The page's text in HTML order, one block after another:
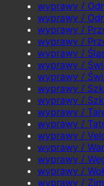
wyprawy /
wyprawy /
wyprawy /
wyprawy /
wyprawy /
wyprawy /
wyprawy /
wyprawy /
wyprawy /
wyprawy /
wyprawy /
wyprawy /
wyprawy /
wyprawy /
wyprawy /
wyprawy /